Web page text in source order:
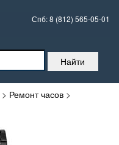
Спб:8 (812) 565-05-01
> Ремонт часов >